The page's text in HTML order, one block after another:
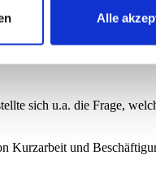
Alle
sich u.a. die Frage,
und